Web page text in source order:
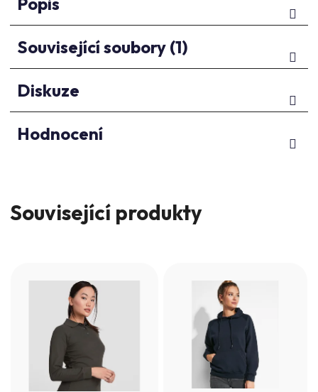
Související soubory (1)
Diskuze
Hodnocení
Související produkty